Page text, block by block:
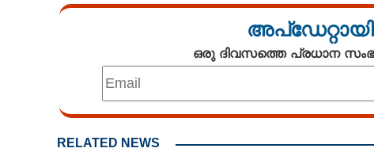
ഒരു ദിവസത്തെ പ്രധാന
RELATED NEWS
സർക്കാരിന്റെ